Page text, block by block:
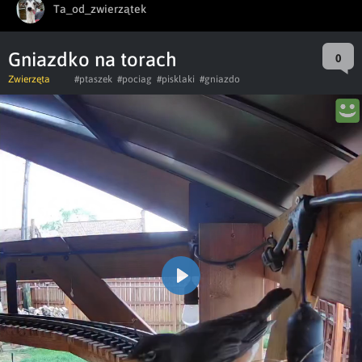
Ta_od_zwierzątek
Gniazdko na torach 0
Zwierzęta #ptaszek #pociag #pisklaki #gniazdo
Play